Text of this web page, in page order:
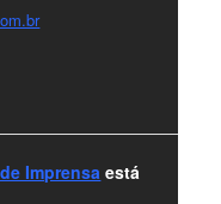
Imprensa está